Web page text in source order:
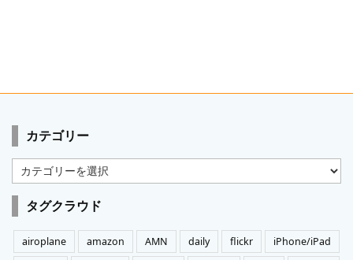
カテゴリー
カ
テ
ゴ
リ
ー
タグクラウド
airoplane amazon AMN daily flickr
iPhone/iPad